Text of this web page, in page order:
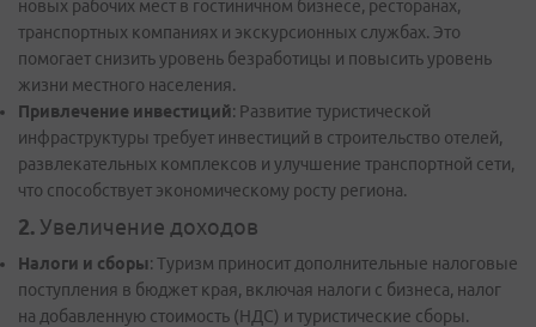
новых рабочих мест в гостиничном бизнесе, ресторанах,
транспортных компаниях и экскурсионных службах. Это
помогает снизить уровень безработицы и повысить уровень
жизни местного населения.
Привлечение инвестиций: Развитие туристической
инфраструктуры требует инвестиций в строительство отелей,
развлекательных комплексов и улучшение транспортной сети,
что способствует экономическому росту региона.
2. Увеличение доходов
Налоги и сборы: Туризм приносит дополнительные налоговые
поступления в бюджет края, включая налоги с бизнеса, налог
на добавленную стоимость (НДС) и туристические сборы.